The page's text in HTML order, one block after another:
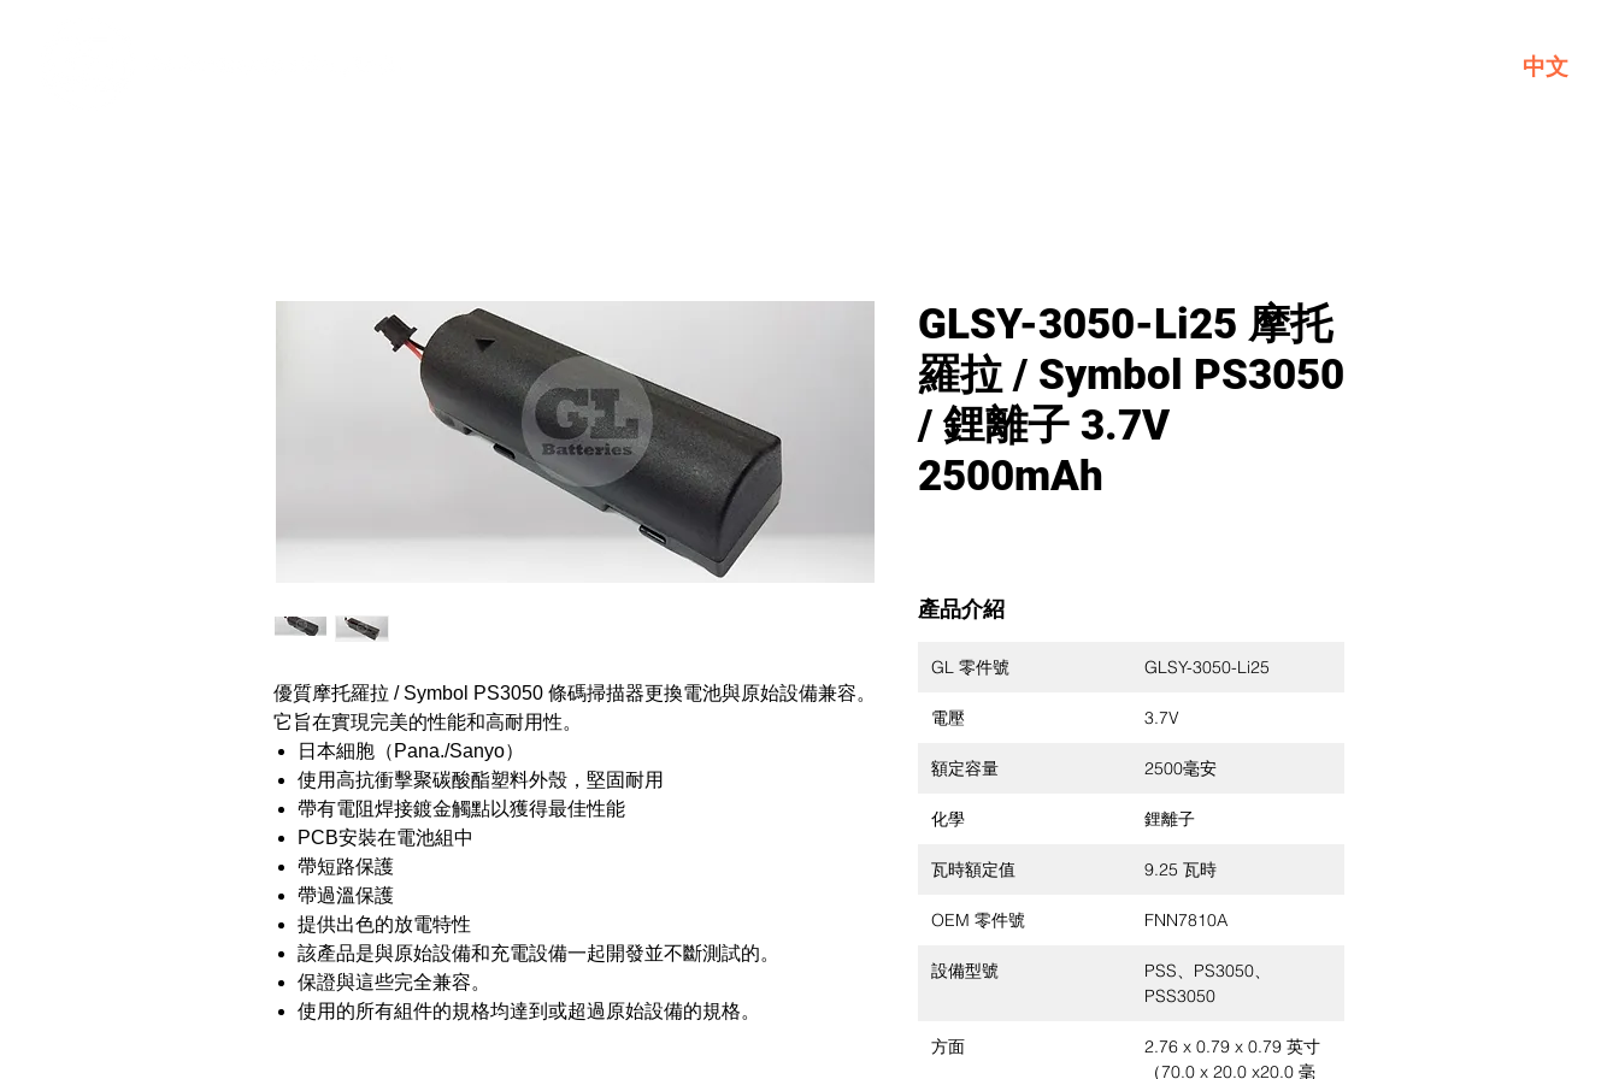
中文
優質摩托羅拉 / Symbol PS3050 條碼掃描器更換電池與原始設備兼容。
它旨在實現完美的性能和高耐用性。
日本細胞（Pana./Sanyo）
使用高抗衝擊聚碳酸酯塑料外殼，堅固耐用
帶有電阻焊接鍍金觸點以獲得最佳性能
PCB安裝在電池組中
帶短路保護
帶過溫保護
提供出色的放電特性
該產品是與原始設備和充電設備一起開發並不斷測試的。
保證與這些完全兼容。
使用的所有組件的規格均達到或超過原始設備的規格。
GLSY-3050-Li25 摩托
羅拉 / Symbol PS3050
/ 鋰離子 3.7V
2500mAh
產品介紹
GL 零件號 GLSY-3050-Li25
電壓 3.7V
額定容量 2500毫安
化學 鋰離子
瓦時額定值 9.25 瓦時
OEM 零件號 FNN7810A
設備型號
PSS、PS3050、
PSS3050
方面
2.76 x 0.79 x 0.79 英寸
（70.0 x 20.0 x20.0 毫